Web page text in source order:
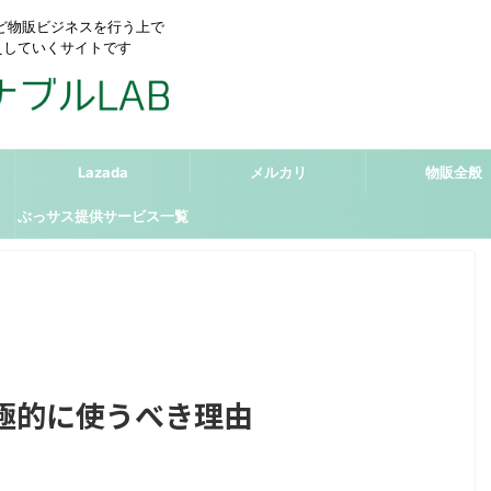
販ビジネスを行う上で
ていくサイトです
Lazada メルカリ 物販全般
ぶっサス提供サービス一覧
的に使うべき理由